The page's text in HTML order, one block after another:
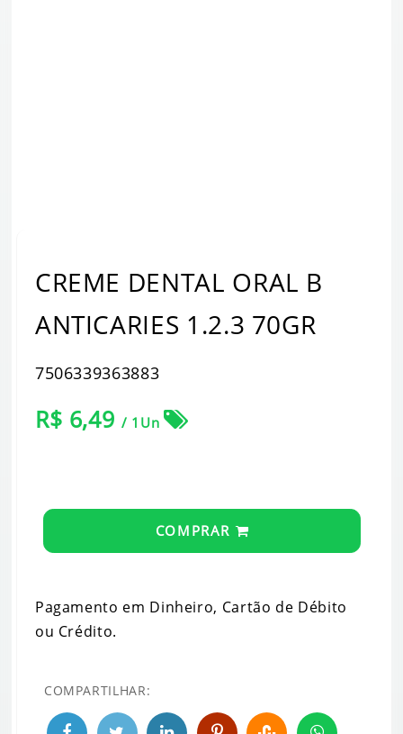
CREME DENTAL ORAL B
ANTICARIES 1.2.3 70GR
7506339363883
R$ 6,49/ 1Un
COMPRAR
Pagamento em Dinheiro, Cartão de Débito
ou Crédito.
COMPARTILHAR: